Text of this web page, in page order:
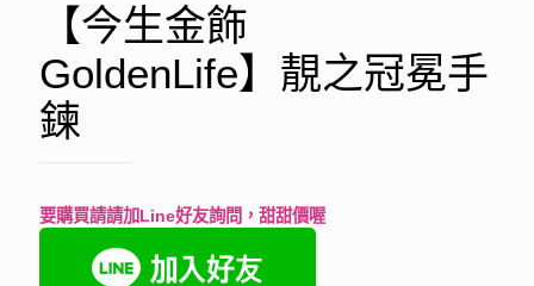
【今生金飾
GoldenLife】靚之冠冕手
鍊
要購買請請加Line好友詢問，甜甜價喔